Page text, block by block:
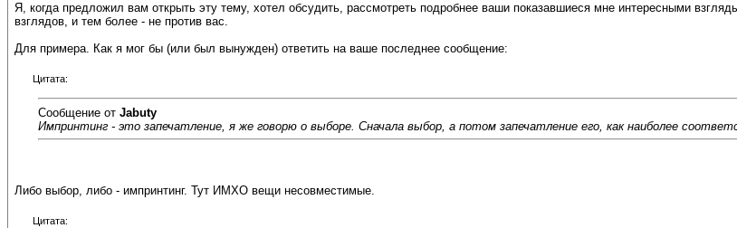
Я, когда предложил вам открыть эту тему, хотел обсудить, рассмотреть подробнее ваши показавшиеся мне интересными
взглядов, и тем более - не против вас.
Для примера. Как я мог бы (или был вынужден) ответить на ваше последнее сообщение:
Цитата:
Сообщение от Jabuty
Импринтинг - это запечатление, я же говорю о выборе. Сначала выбор, а потом запечатление его, как наиболее
Либо выбор, либо - импринтинг. Тут ИМХО вещи несовместимые.
Цитата: